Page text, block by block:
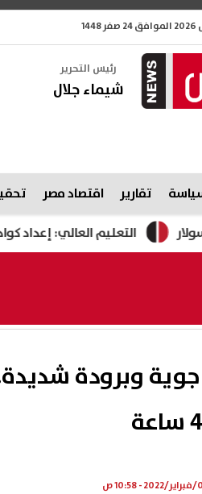
رئيس التحرير
شيماء جلال
تقارير اقتصاد مصر
التعليم العالي: إعداد كوادر
جوية وبرودة